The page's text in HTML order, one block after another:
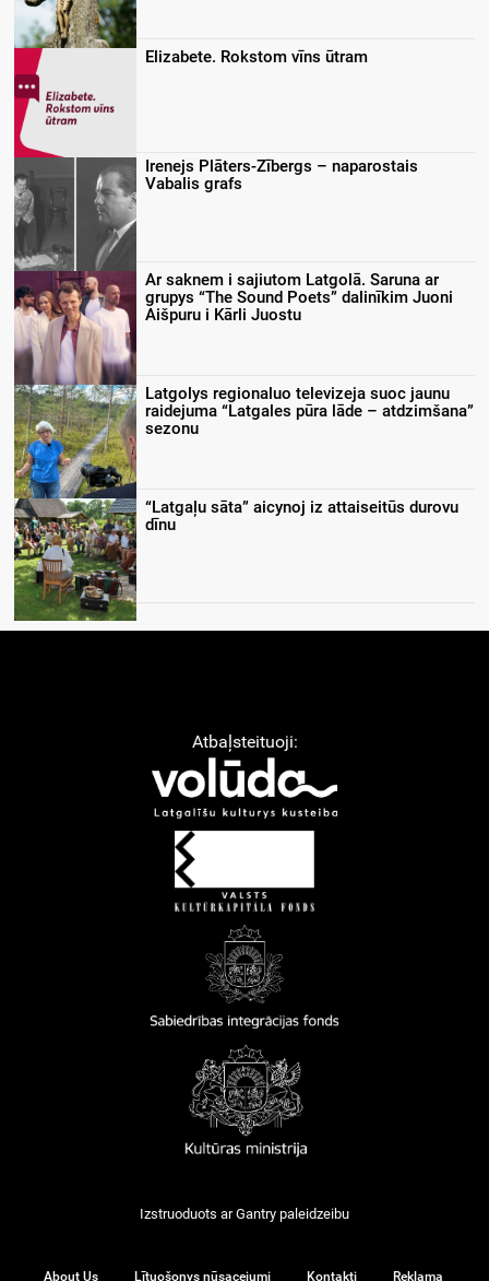
Elizabete. Rokstom vīns ūtram
Irenejs Plāters-Zībergs – naparostais
Vabalis grafs
Ar saknem i sajiutom Latgolā. Saruna ar
grupys “The Sound Poets” dalinīkim Juoni
Aišpuru i Kārli Juostu
Latgolys regionaluo televizeja suoc jaunu
raidejuma “Latgales pūra lāde – atdzimšana”
sezonu
“Latgaļu sāta” aicynoj iz attaiseitūs durovu
dīnu
Atbaļsteituoji:
Izstruoduots arGantry paleidzeibu
About Us Lītuošonys nūsacejumi Kontakti Reklama